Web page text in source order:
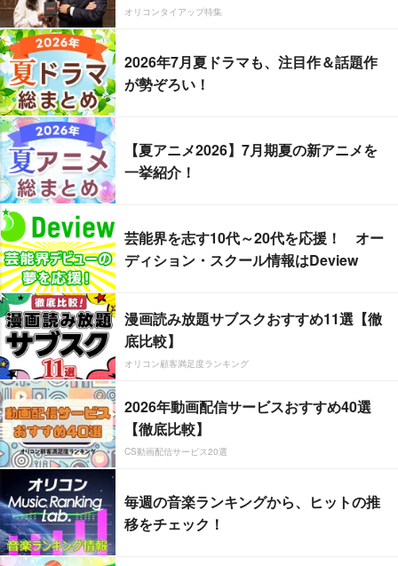
オリコンタイアップ特集
2026年7月夏ドラマも、注目作＆話題作
が勢ぞろい！
【夏アニメ2026】7月期夏の新アニメを
一挙紹介！
芸能界を志す10代～20代を応援！ オー
ディション・スクール情報はDeview
漫画読み放題サブスクおすすめ11選【徹
底比較】
オリコン顧客満足度ランキング
2026年動画配信サービスおすすめ40選
【徹底比較】
CS動画配信サービス20選
毎週の音楽ランキングから、ヒットの推
移をチェック！